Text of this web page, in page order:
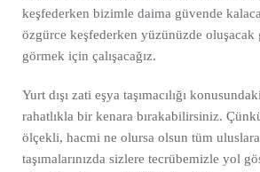
keşfederken bizimle daima güvende
özgürce keşfederken yüzünüzde oluşacak
görmek için çalışacağız.
Yurt dışı zati eşya taşımacılığı
rahatlıkla bir kenara bırakabilirsiniz.
ölçekli, hacmi ne olursa olsun tüm
taşımalarınızda sizlere tecrübemizle yol